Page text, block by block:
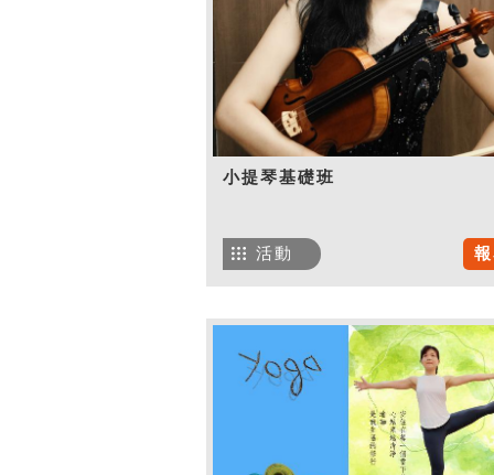
小提琴基礎班
活動